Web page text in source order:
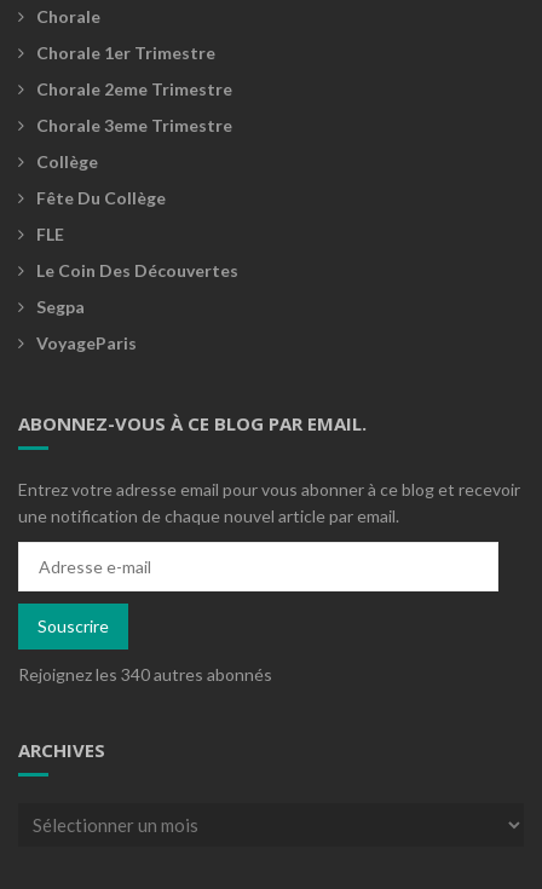
Chorale
Chorale 1er Trimestre
Chorale 2eme Trimestre
Chorale 3eme Trimestre
Collège
Fête Du Collège
FLE
Le Coin Des Découvertes
Segpa
VoyageParis
ABONNEZ-VOUS À CE BLOG PAR EMAIL.
Entrez votre adresse email pour vous abonner à ce blog et recevoir
une notification de chaque nouvel article par email.
mail
Souscrire
Rejoignez les 340 autres abonnés
ARCHIVES
Archives